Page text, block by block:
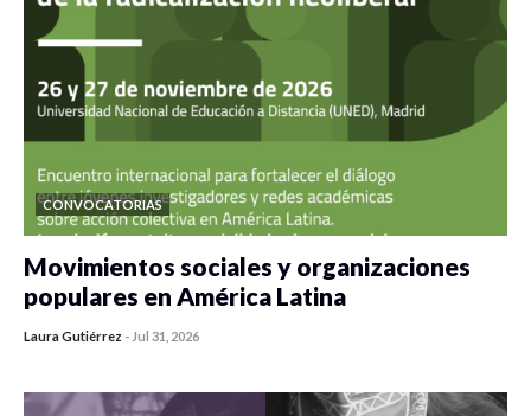
CONVOCATORIAS
Movimientos sociales y organizaciones
populares en América Latina
Laura Gutiérrez - Jul 31, 2026